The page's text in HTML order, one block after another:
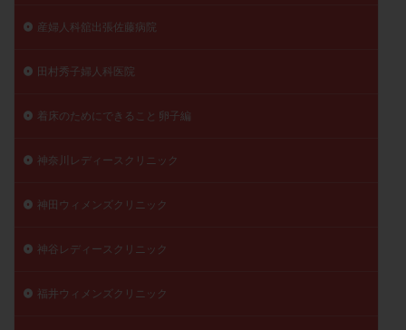
産婦人科舘出張佐藤病院
田村秀子婦人科医院
着床のためにできること 卵子編
神奈川レディースクリニック
神田ウィメンズクリニック
神谷レディースクリニック
福井ウィメンズクリニック